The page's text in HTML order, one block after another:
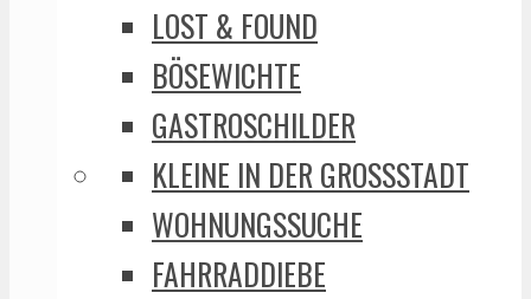
LOST & FOUND
BÖSEWICHTE
GASTROSCHILDER
KLEINE IN DER GROSSSTADT
WOHNUNGSSUCHE
FAHRRADDIEBE